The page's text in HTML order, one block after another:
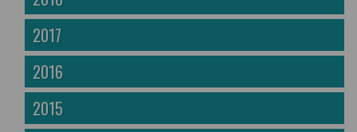
2017
2016
2015